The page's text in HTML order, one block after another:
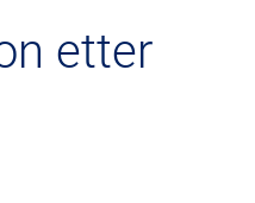
etter